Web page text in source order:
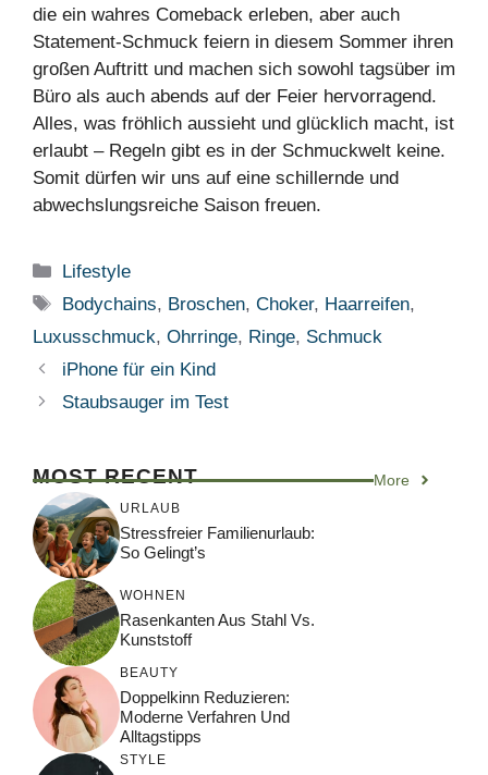
die ein wahres Comeback erleben, aber auch
Statement-Schmuck feiern in diesem Sommer ihren
großen Auftritt und machen sich sowohl tagsüber im
Büro als auch abends auf der Feier hervorragend.
Alles, was fröhlich aussieht und glücklich macht, ist
erlaubt – Regeln gibt es in der Schmuckwelt keine.
Somit dürfen wir uns auf eine schillernde und
abwechslungsreiche Saison freuen.
Kategorien
Lifestyle
Schlagwörter
Bodychains, Broschen,Choker, Haarreifen,
Luxusschmuck, Ohrringe, Ringe, Schmuck
iPhone für ein Kind
Staubsauger im Test
MOST RECENT More
URLAUB
Stressfreier Familienurlaub:
So Gelingt’s
WOHNEN
Rasenkanten Aus Stahl Vs.
Kunststoff
BEAUTY
Doppelkinn Reduzieren:
Moderne Verfahren Und
Alltagstipps
STYLE